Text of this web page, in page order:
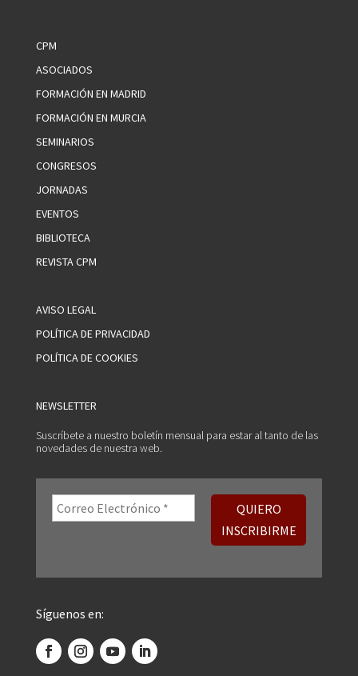
CPM
ASOCIADOS
FORMACIÓN EN MADRID
FORMACIÓN EN MURCIA
SEMINARIOS
CONGRESOS
JORNADAS
EVENTOS
BIBLIOTECA
REVISTA CPM
AVISO LEGAL
POLÍTICA DE PRIVACIDAD
POLÍTICA DE COOKIES
NEWSLETTER
Suscríbete a nuestro boletín mensual para estar al tanto de las
novedades de nuestra web.
Síguenos en: